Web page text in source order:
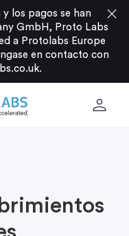
los pagos se han
GmbH, Proto Labs
a Protolabs Europe
en contacto con
.
close
person